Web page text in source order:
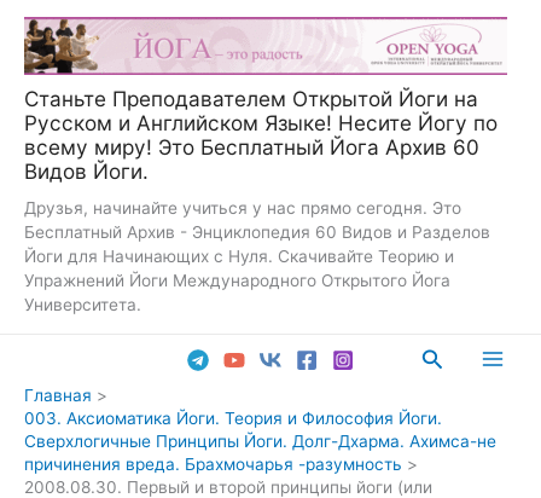
Перейти
содержимому
Станьте Преподавателем Открытой Йоги на
Русском и Английском Языке! Несите Йогу по
всему миру! Это Бесплатный Йога Архив 60
Видов Йоги.
Друзья, начинайте учиться у нас прямо сегодня. Это
Бесплатный Архив - Энциклопедия 60 Видов и Разделов
Йоги для Начинающих с Нуля. Скачивайте Теорию и
Упражнений Йоги Международного Открытого Йога
Университета.
Поиск
Главная
003. Аксиоматика Йоги. Теория и Философия Йоги.
Сверхлогичные Принципы Йоги. Долг-Дхарма. Ахимса-не
причинения вреда. Брахмочарья -разумность
2008.08.30. Первый и второй принципы йоги (или